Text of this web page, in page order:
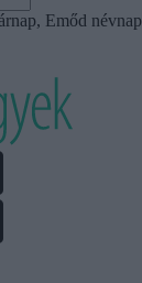
Emőd névnap